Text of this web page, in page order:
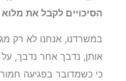
הסיכויים לקבל את מלוא
במשרדנו, אנחנו לא רק
אותן, נדבך אחר נדבך, על
כי כשמדובר בפגיעה